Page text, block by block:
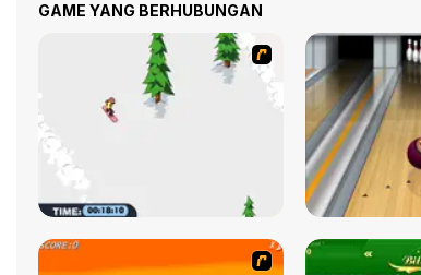
GAME YANG BERHUBUNGAN